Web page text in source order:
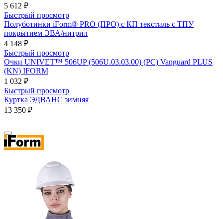
5 612 ₽
Быстрый просмотр
Полуботинки iForm® PRO (ПРО) с КП текстиль с ТПУ
покрытием ЭВА/нитрил
4 148 ₽
Быстрый просмотр
Очки UNIVET™ 506UP (506U.03.03.00) (РС) Vanguard PLUS
(KN) IFORM
1 032 ₽
Быстрый просмотр
Куртка ЭДВАНС зимняя
13 350 ₽